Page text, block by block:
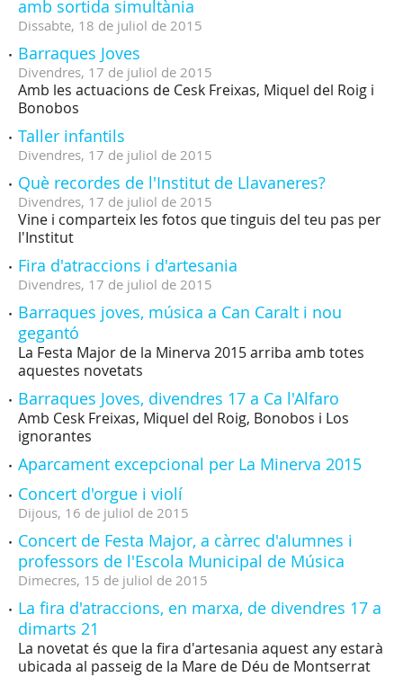
amb sortida simultània
Dissabte, 18 de juliol de 2015
Barraques Joves
Divendres, 17 de juliol de 2015
Amb les actuacions de Cesk Freixas, Miquel del Roig i
Bonobos
Taller infantils
Divendres, 17 de juliol de 2015
Què recordes de l'Institut de Llavaneres?
Divendres, 17 de juliol de 2015
Vine i comparteix les fotos que tinguis del teu pas per
l'Institut
Fira d'atraccions i d'artesania
Divendres, 17 de juliol de 2015
Barraques joves, música a Can Caralt i nou
gegantó
La Festa Major de la Minerva 2015 arriba amb totes
aquestes novetats
Barraques Joves, divendres 17 a Ca l'Alfaro
Amb Cesk Freixas, Miquel del Roig, Bonobos i Los
ignorantes
Aparcament excepcional per La Minerva 2015
Concert d'orgue i violí
Dijous, 16 de juliol de 2015
Concert de Festa Major, a càrrec d'alumnes i
professors de l'Escola Municipal de Música
Dimecres, 15 de juliol de 2015
La fira d'atraccions, en marxa, de divendres 17 a
dimarts 21
La novetat és que la fira d'artesania aquest any estarà
ubicada al passeig de la Mare de Déu de Montserrat